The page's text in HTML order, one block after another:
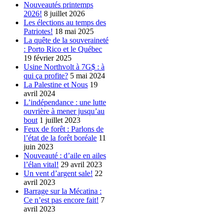
Nouveautés printemps
2026! 8 juillet 2026
Les élections au temps des
Patriotes! 18 mai 2025
La quête de la souveraineté
: Porto Rico et le Québec
19 février 2025
Usine Northvolt à 7G$ : à
qui ça profite? 5 mai 2024
La Palestine et Nous 19
avril 2024
L’indépendance : une lutte
ouvrière à mener jusqu’au
bout 1 juillet 2023
Feux de forêt : Parlons de
l’état de la forêt boréale 11
juin 2023
Nouveauté : d’aile en ailes
l’élan vital! 29 avril 2023
Un vent d’argent sale! 22
avril 2023
Barrage sur la Mécatina :
Ce n’est pas encore fait! 7
avril 2023